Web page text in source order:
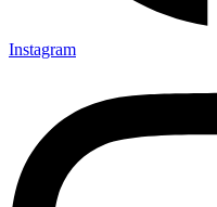
Instagram